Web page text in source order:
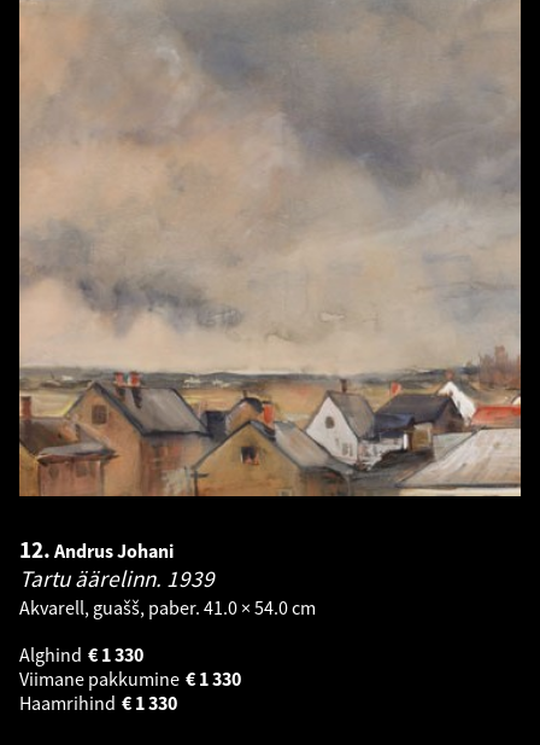
12. Andrus Johani
Tartu äärelinn. 1939
Akvarell, guašš, paber. 41.0 × 54.0 cm
Alghind
1 330
€
Viimane pakkumine
1 330
€
Haamrihind
1 330
€